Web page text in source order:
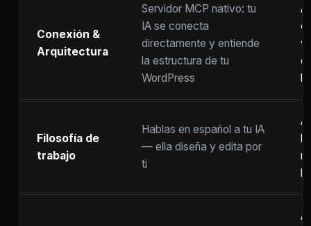
Conexión &
Arquitectura
Servidor MCP nativo: tu
IA se conecta
directamente y entiende
la estructura de tu
WordPress
Filosofía de
trabajo
Hablas en español a tu IA
— ella diseña y edita por
ti